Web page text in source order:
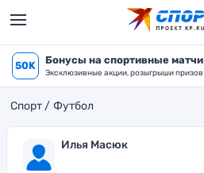
50K Бонусы на спортивные матчи
Эксклюзивные акции, розыгрыши призов
Спорт Футбол
Илья Масюк